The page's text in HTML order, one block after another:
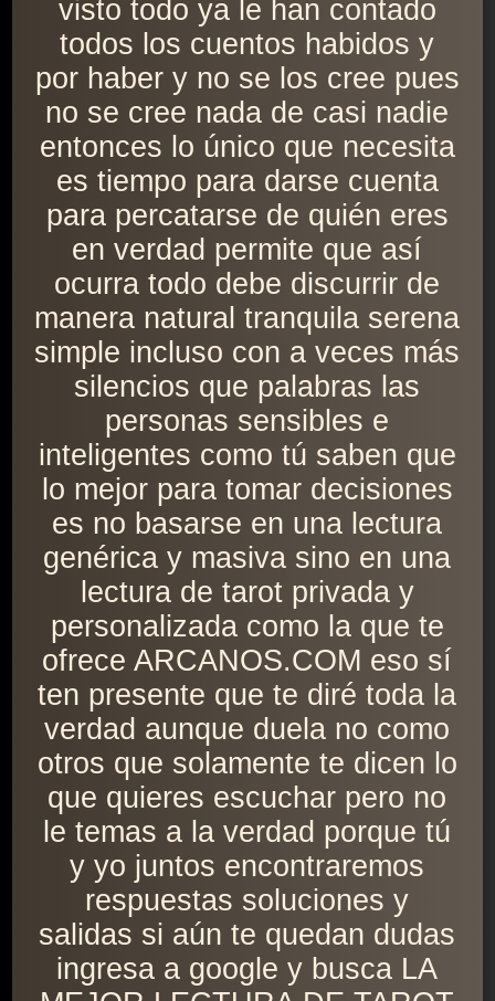
visto todo ya le han contado
todos los cuentos habidos y
por haber y no se los cree pues
no se cree nada de casi nadie
entonces lo único que necesita
es tiempo para darse cuenta
para percatarse de quién eres
en verdad permite que así
ocurra todo debe discurrir de
manera natural tranquila serena
simple incluso con a veces más
silencios que palabras las
personas sensibles e
inteligentes como tú saben que
lo mejor para tomar decisiones
es no basarse en una lectura
genérica y masiva sino en una
lectura de tarot privada y
personalizada como la que te
ofrece ARCANOS.COM eso sí
ten presente que te diré toda la
verdad aunque duela no como
otros que solamente te dicen lo
que quieres escuchar pero no
le temas a la verdad porque tú
y yo juntos encontraremos
respuestas soluciones y
salidas si aún te quedan dudas
ingresa a google y busca LA